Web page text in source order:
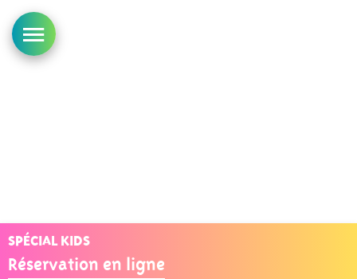
SPÉCIAL KIDS
Réservation en ligne